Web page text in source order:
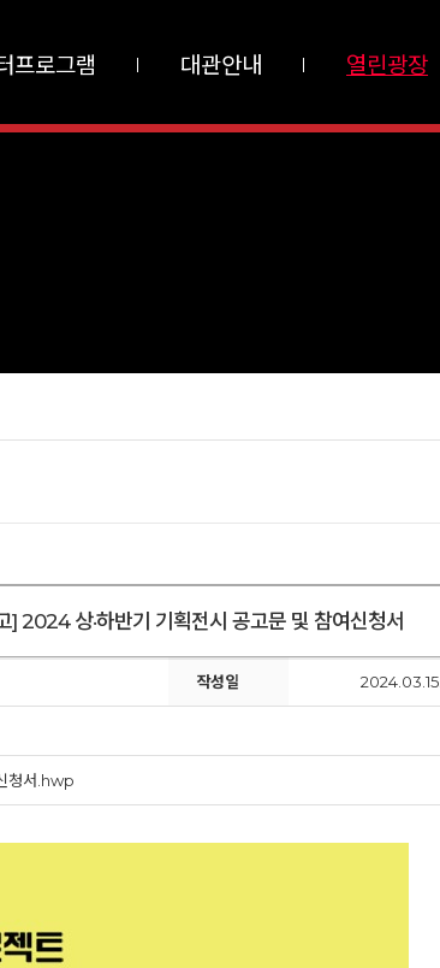
프로그램 대관안내 열린광장
] 2024 상·하반기 기획전시 공고문 및 참여신청서
작성일 2024.03.15.
청서.hwp